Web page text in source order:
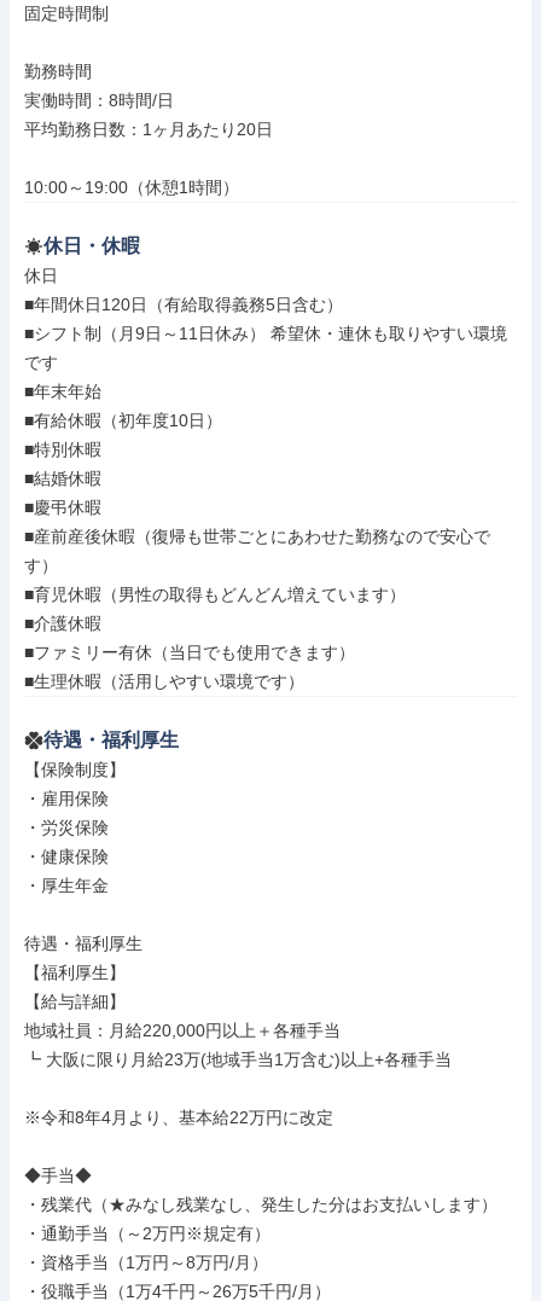
固定時間制
勤務時間
実働時間：8時間/日
平均勤務日数：1ヶ月あたり20日
10:00～19:00（休憩1時間）
休日・休暇
休日
■年間休日120日（有給取得義務5日含む）
■シフト制（月9日～11日休み） 希望休・連休も取りやすい環境
です
■年末年始
■有給休暇（初年度10日）
■特別休暇
■結婚休暇
■慶弔休暇
■産前産後休暇（復帰も世帯ごとにあわせた勤務なので安心で
す）
■育児休暇（男性の取得もどんどん増えています）
■介護休暇
■ファミリー有休（当日でも使用できます）
■生理休暇（活用しやすい環境です）
待遇・福利厚生
【保険制度】
・雇用保険
・労災保険
・健康保険
・厚生年金
待遇・福利厚生
【福利厚生】
【給与詳細】
地域社員：月給220,000円以上＋各種手当
┗ 大阪に限り月給23万(地域手当1万含む)以上+各種手当
※令和8年4月より、基本給22万円に改定
◆手当◆
・残業代（★みなし残業なし、発生した分はお支払いします）
・通勤手当（～2万円※規定有）
・資格手当（1万円～8万円/月）
・役職手当（1万4千円～26万5千円/月）